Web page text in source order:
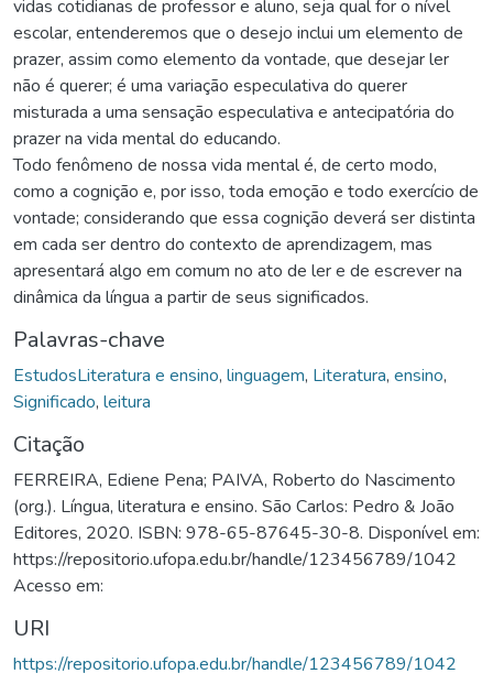
vidas cotidianas de professor e aluno, seja qual for o nível
escolar, entenderemos que o desejo inclui um elemento de
prazer, assim como elemento da vontade, que desejar ler
não é querer; é uma variação especulativa do querer
misturada a uma sensação especulativa e antecipatória do
prazer na vida mental do educando.
Todo fenômeno de nossa vida mental é, de certo modo,
como a cognição e, por isso, toda emoção e todo exercício de
vontade; considerando que essa cognição deverá ser distinta
em cada ser dentro do contexto de aprendizagem, mas
apresentará algo em comum no ato de ler e de escrever na
dinâmica da língua a partir de seus significados.
Palavras-chave
EstudosLiteratura e ensino, linguagem, Literatura, ensino,
Significado, leitura
Citação
FERREIRA, Ediene Pena; PAIVA, Roberto do Nascimento
(org.). Língua, literatura e ensino. São Carlos: Pedro & João
Editores, 2020. ISBN: 978-65-87645-30-8. Disponível em:
https://repositorio.ufopa.edu.br/handle/123456789/1042
Acesso em:
URI
https://repositorio.ufopa.edu.br/handle/123456789/1042